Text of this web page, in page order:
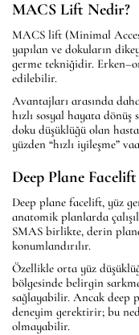
MACS Lift Nedir?
MACS lift (Minimal
yapılan ve dokuların
germe tekniğidir.
edilebilir.
Avantajları arasında
hızlı sosyal hayata
doku düşüklüğü olan
yüzden “hızlı iyileşme”
Deep Plane
Deep plane facelift, yüz
anatomik planlarda
SMAS birlikte, derin
konumlandırılır.
Özellikle orta yüz
bölgesinde belirgin
sağlayabilir. Ancak deep
deneyim gerektirir; bu
olmayabilir.